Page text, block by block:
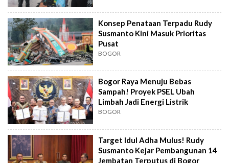
Konsep Penataan Terpadu Rudy
Susmanto Kini Masuk Prioritas
Pusat
BOGOR
Bogor Raya Menuju Bebas
Sampah! Proyek PSEL Ubah
Limbah Jadi Energi Listrik
BOGOR
Target Idul Adha Mulus! Rudy
Susmanto Kejar Pembangunan 14
Jembatan Terputus di Bogor